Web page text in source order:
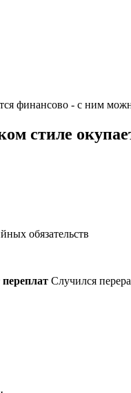
финансово - с ним
стиле
обязательств
Случился